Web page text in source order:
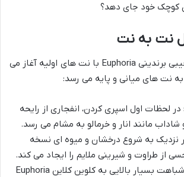
نت به نت
تجربه بویایی عطر جیبی برندینی Euphoria با نت های اولیه آغاز می
نت های میانی و پایه می رسد:
در لحظات اول اسپری کردن، انفجاری از رایحه
مانند انار و خرمالو به مشام می رسد.
نزدیک به شروع درخشان و میوه ای نسخه
از طراوت و شیرینی ملایم را ایجاد می کند.
در این مرحله، شباهت بسیار بالایی به کلوین کلاین Euphoria